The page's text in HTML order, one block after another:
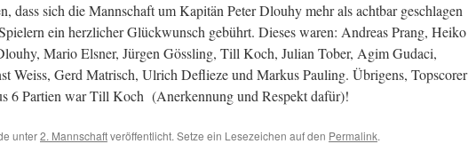
dass sich die Mannschaft um Kapitän Peter Dlouhy mehr als achtbar geschlagen
ein herzlicher Glückwunsch gebührt. Dieses waren: Andreas Prang, Heiko
Mario Elsner, Jürgen Gössling, Till Koch, Julian Tober, Agim Gudaci,
Weiss, Gerd Matrisch, Ulrich Deflieze und Markus Pauling. Übrigens, Topscorer
6 Partien war Till Koch (Anerkennung und Respekt dafür)!
unter2. Mannschaftveröffentlicht. Setze ein Lesezeichen auf den Permalink.